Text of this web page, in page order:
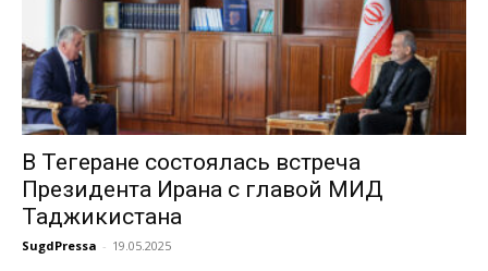
В Тегеране состоялась встреча
Президента Ирана с главой МИД
Таджикистана
SugdPressa - 19.05.2025